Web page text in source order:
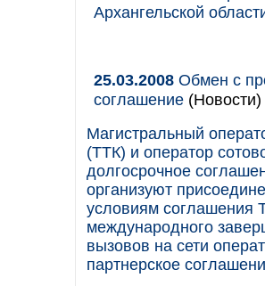
Архангельской
25.03.2008 Обмен с
соглашение (Новости)
Магистральный
(ТТК) и оператор
долгосрочное
организуют
условиям соглашения
международного
вызовов на сети
партнерское